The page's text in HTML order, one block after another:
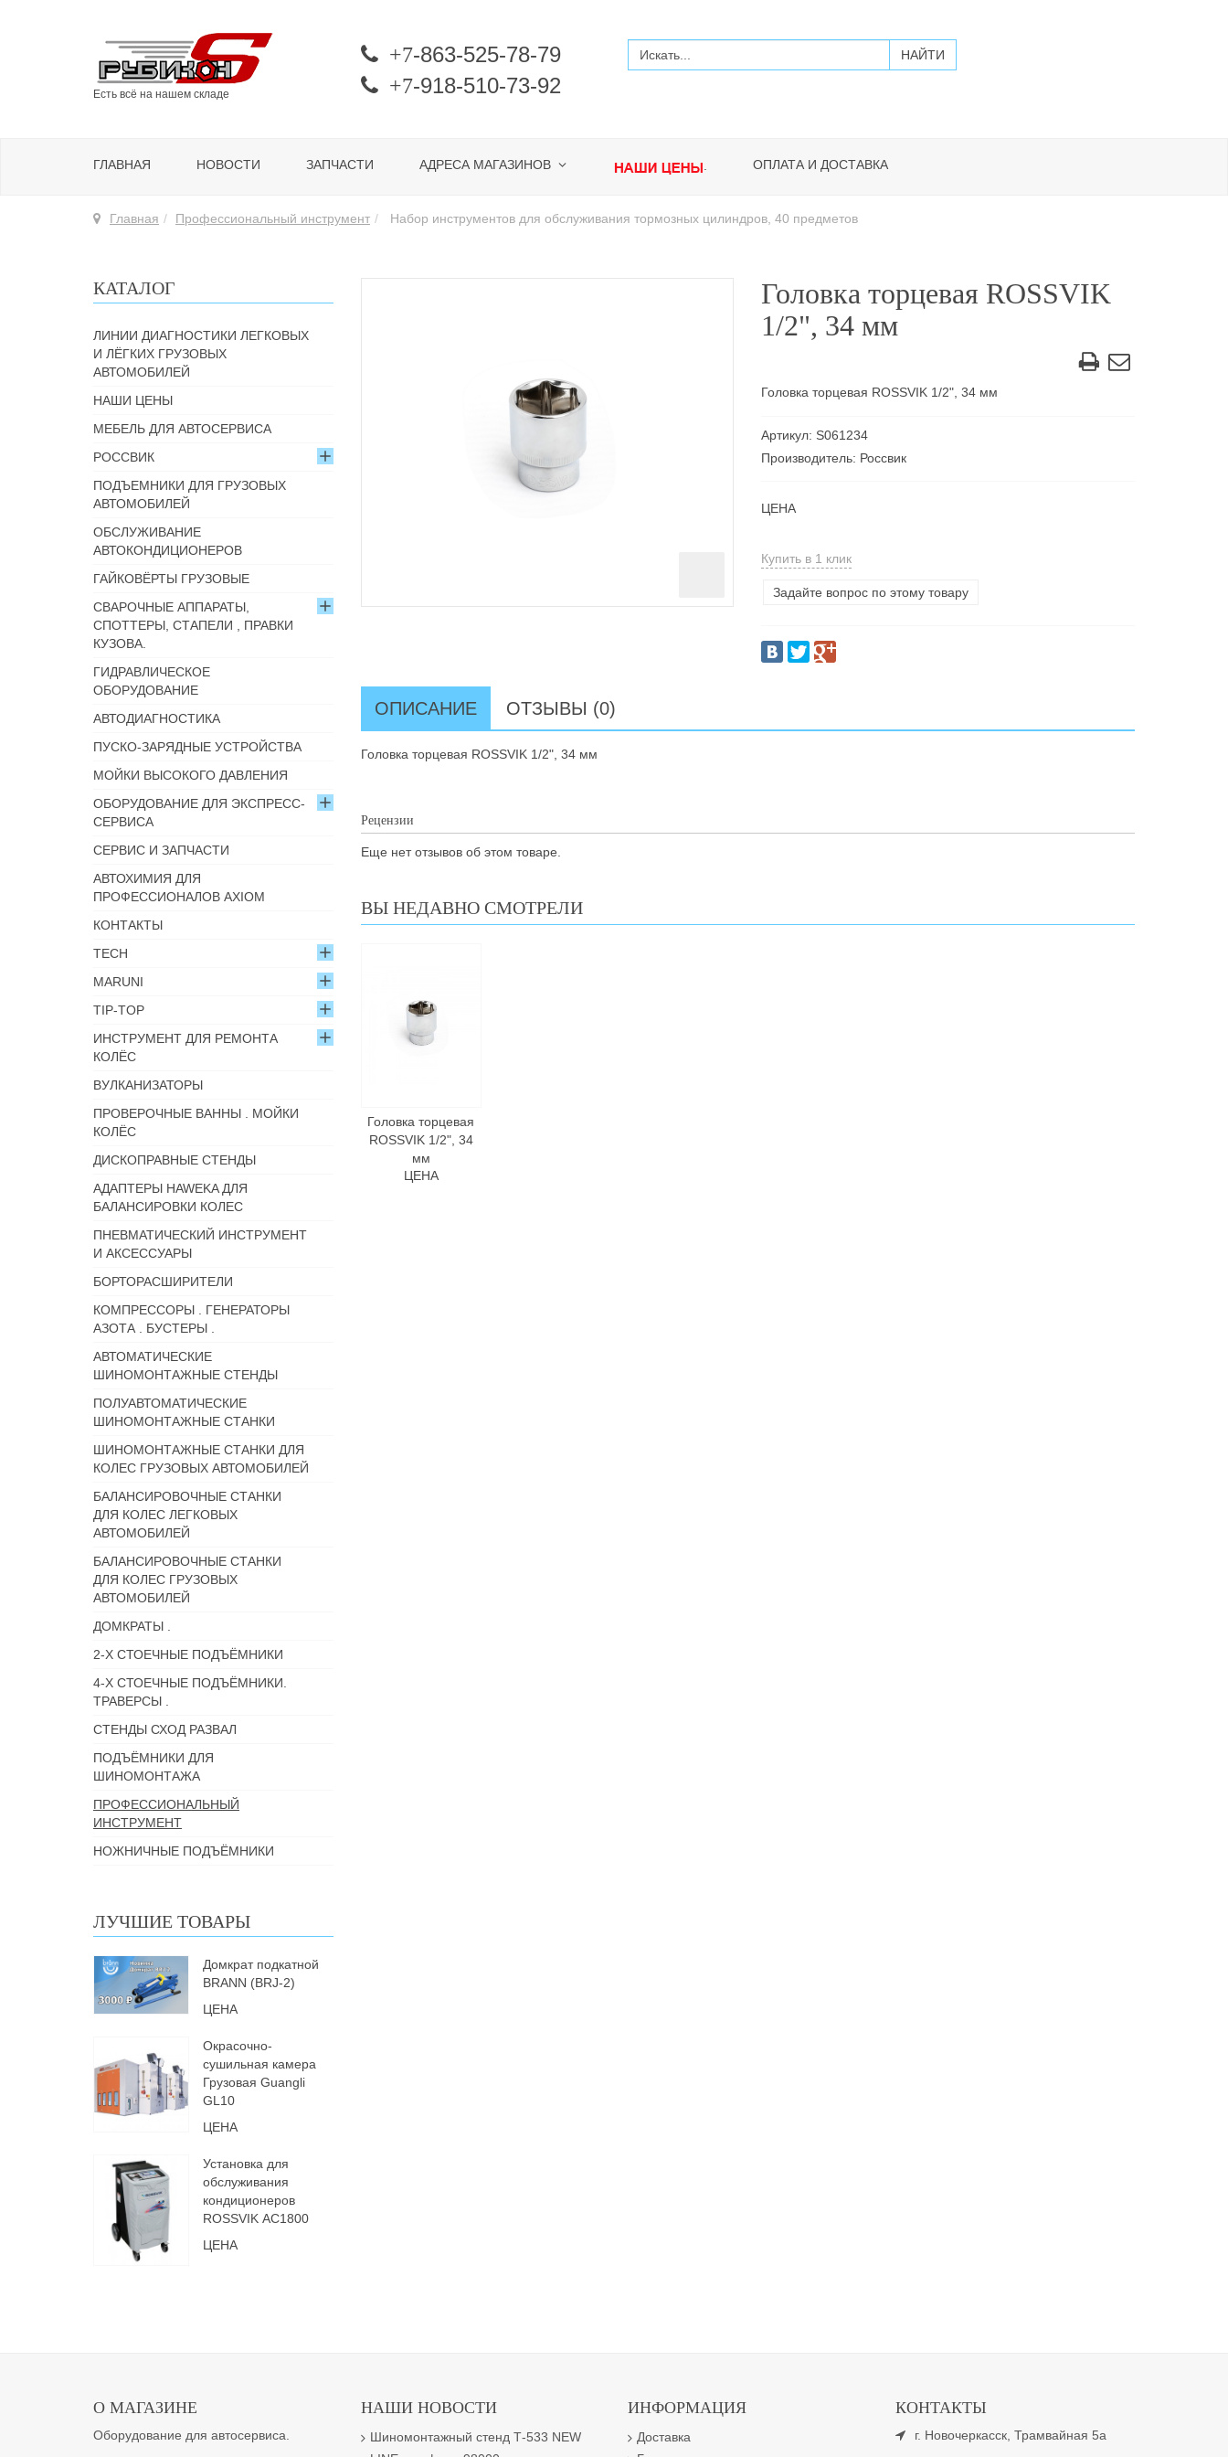
Есть всё на нашем складе
+7-863-525-78-79
+7-918-510-73-92
ГЛАВНАЯ НОВОСТИ ЗАПЧАСТИ АДРЕСА МАГАЗИНОВ . ОПЛАТА И ДОСТАВКА
Главная Профессиональный инструмент Набор инструментов для обслуживания тормозных цилиндров, 40 предметов
Головка торцевая ROSSVIK
1/2", 34 мм
Головка торцевая ROSSVIK 1/2", 34 мм
Артикул: S061234
Производитель: Россвик
ЦЕНА
Купить в 1 клик
Задайте вопрос по этому товару
ОПИСАНИЕ ОТЗЫВЫ (0)
Головка торцевая ROSSVIK 1/2", 34 мм
Рецензии
Еще нет отзывов об этом товаре.
ВЫ НЕДАВНО СМОТРЕЛИ
Головка торцевая
ROSSVIK 1/2", 34
мм
ЦЕНА
КАТАЛОГ
ЛИНИИ ДИАГНОСТИКИ ЛЕГКОВЫХ
И ЛЁГКИХ ГРУЗОВЫХ
АВТОМОБИЛЕЙ
НАШИ ЦЕНЫ
МЕБЕЛЬ ДЛЯ АВТОСЕРВИСА
РОССВИК
ПОДЪЕМНИКИ ДЛЯ ГРУЗОВЫХ
АВТОМОБИЛЕЙ
ОБСЛУЖИВАНИЕ
АВТОКОНДИЦИОНЕРОВ
ГАЙКОВЁРТЫ ГРУЗОВЫЕ
СВАРОЧНЫЕ АППАРАТЫ,
СПОТТЕРЫ, СТАПЕЛИ , ПРАВКИ
КУЗОВА.
ГИДРАВЛИЧЕСКОЕ
ОБОРУДОВАНИЕ
АВТОДИАГНОСТИКА
ПУСКО-ЗАРЯДНЫЕ УСТРОЙСТВА
МОЙКИ ВЫСОКОГО ДАВЛЕНИЯ
ОБОРУДОВАНИЕ ДЛЯ ЭКСПРЕСС-
СЕРВИСА
СЕРВИС И ЗАПЧАСТИ
АВТОХИМИЯ ДЛЯ
ПРОФЕССИОНАЛОВ AXIOM
КОНТАКТЫ
TECH
MARUNI
TIP-TOP
ИНСТРУМЕНТ ДЛЯ РЕМОНТА
КОЛЁС
ВУЛКАНИЗАТОРЫ
ПРОВЕРОЧНЫЕ ВАННЫ . МОЙКИ
КОЛЁС
ДИСКОПРАВНЫЕ СТЕНДЫ
АДАПТЕРЫ HAWEKA ДЛЯ
БАЛАНСИРОВКИ КОЛЕС
ПНЕВМАТИЧЕСКИЙ ИНСТРУМЕНТ
И АКСЕССУАРЫ
БОРТОРАСШИРИТЕЛИ
КОМПРЕССОРЫ . ГЕНЕРАТОРЫ
АЗОТА . БУСТЕРЫ .
АВТОМАТИЧЕСКИЕ
ШИНОМОНТАЖНЫЕ СТЕНДЫ
ПОЛУАВТОМАТИЧЕСКИЕ
ШИНОМОНТАЖНЫЕ СТАНКИ
ШИНОМОНТАЖНЫЕ СТАНКИ ДЛЯ
КОЛЕС ГРУЗОВЫХ АВТОМОБИЛЕЙ
БАЛАНСИРОВОЧНЫЕ СТАНКИ
ДЛЯ КОЛЕС ЛЕГКОВЫХ
АВТОМОБИЛЕЙ
БАЛАНСИРОВОЧНЫЕ СТАНКИ
ДЛЯ КОЛЕС ГРУЗОВЫХ
АВТОМОБИЛЕЙ
ДОМКРАТЫ .
2-Х СТОЕЧНЫЕ ПОДЪЁМНИКИ
4-Х СТОЕЧНЫЕ ПОДЪЁМНИКИ.
ТРАВЕРСЫ .
СТЕНДЫ СХОД РАЗВАЛ
ПОДЪЁМНИКИ ДЛЯ
ШИНОМОНТАЖА
ПРОФЕССИОНАЛЬНЫЙ
ИНСТРУМЕНТ
НОЖНИЧНЫЕ ПОДЪЁМНИКИ
ЛУЧШИЕ ТОВАРЫ
Домкрат подкатной
BRANN (BRJ-2)
ЦЕНА
Окрасочно-
сушильная камера
Грузовая Guangli
GL10
ЦЕНА
Установка для
обслуживания
кондиционеров
ROSSVIK АС1800
ЦЕНА
О МАГАЗИНЕ
Оборудование для автосервиса.
НАШИ НОВОСТИ
Шиномонтажный стенд Т-533 NEW
ИНФОРМАЦИЯ
Доставка
КОНТАКТЫ
г. Новочеркасск, Трамвайная 5а